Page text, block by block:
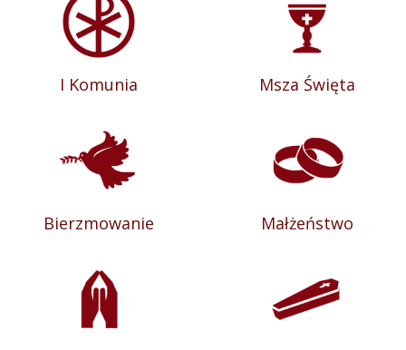
I Komunia Msza Święta
Bierzmowanie Małżeństwo